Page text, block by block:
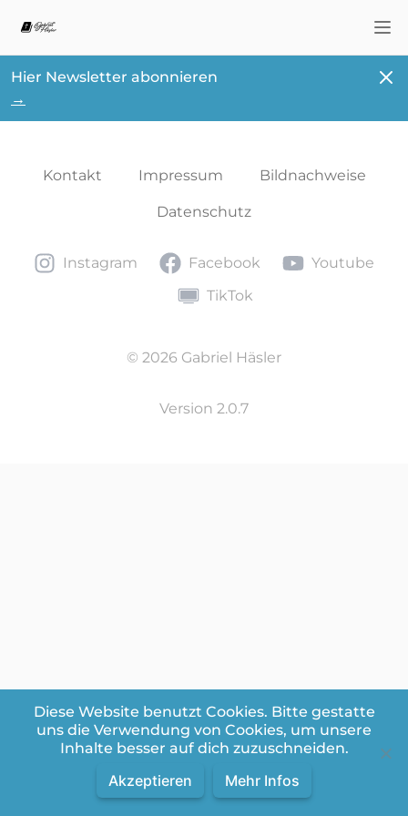
Hier Newsletter abonnieren
→
Kontakt Impressum Bildnachweise
Datenschutz
Instagram
Instagram Facebook
Facebook YoutubeYoutube
TikTokTikTok
© 2026 Gabriel Häsler
Version 2.0.7
Diese Website benutzt Cookies. Bitte gestatte
uns die Verwendung von Cookies, um unsere
Inhalte besser auf dich zuzuschneiden.
Akzeptieren Mehr Infos